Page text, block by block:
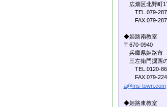
広畑区北野町1
TEL.079-
FAX.079-
◆姫路南教室
〒670-0940
兵庫県姫路市
三左衛門掘西
TEL.0120-
FAX.079-
a@ms-town.com
◆姫路東教室